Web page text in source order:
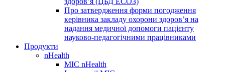
Про затвердження форми погодження
керівника закладу охорони здоров’я на
надання медичної допомоги пацієнту
науково-педагогічними працівниками
Продукти
nHealth
МІС nHealth